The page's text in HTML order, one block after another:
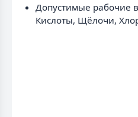
Допустимые рабочие
Кислоты, Щёлочи,